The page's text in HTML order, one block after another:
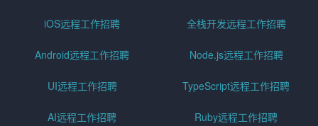
iOS远程工作招聘 全栈开发远程工作招聘
Android远程工作招聘 Node.js远程工作招聘
UI远程工作招聘 TypeScript远程工作招聘
AI远程工作招聘 Ruby远程工作招聘